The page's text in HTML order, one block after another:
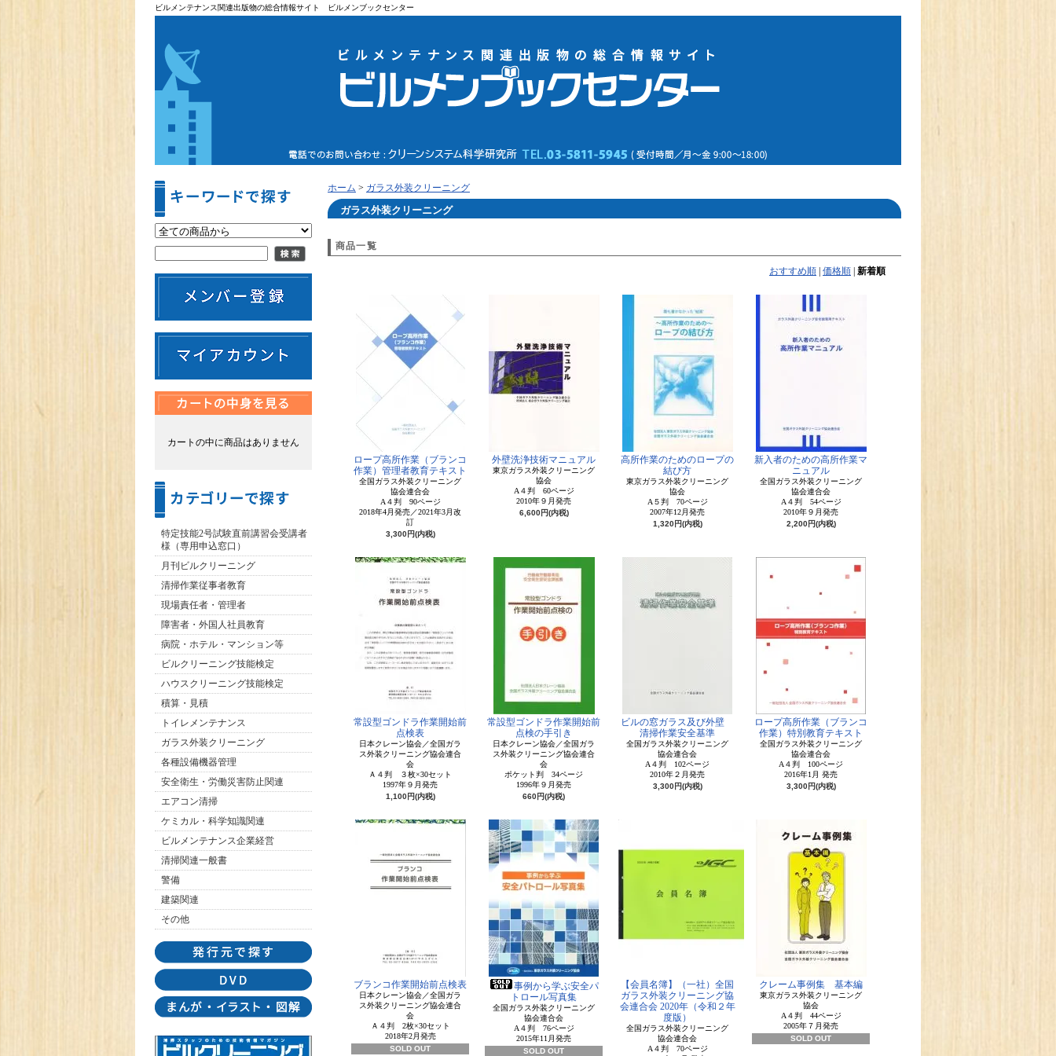
ビルメンテナンス関連出版物の総合情報サイト ビルメンブックセンター
カートの中に商品はありません
特定技能2号試験直前講習会受講者
様（専用申込窓口）
月刊ビルクリーニング
清掃作業従事者教育
現場責任者・管理者
障害者・外国人社員教育
病院・ホテル・マンション等
ビルクリーニング技能検定
ハウスクリーニング技能検定
積算・見積
トイレメンテナンス
ガラス外装クリーニング
各種設備機器管理
安全衛生・労働災害防止関連
エアコン清掃
ケミカル・科学知識関連
ビルメンテナンス企業経営
清掃関連一般書
警備
建築関連
その他
ホーム > ガラス外装クリーニング
ガラス外装クリーニング
商品一覧
おすすめ順 価格順 新着順
ロープ高所作業（ブランコ
作業）管理者教育テキスト
全国ガラス外装クリーニング
協会連合会
A４判 90ページ
2018年4月発売／2021年3月改
訂
3,300円(内税)
外壁洗浄技術マニュアル
東京ガラス外装クリーニング
協会
A４判 60ページ
2010年９月発売
6,600円(内税)
高所作業のためのロープの
結び方
東京ガラス外装クリーニング
協会
A５判 70ページ
2007年12月発売
1,320円(内税)
新入者のための高所作業マ
ニュアル
全国ガラス外装クリーニング
協会連合会
A４判 54ページ
2010年９月発売
2,200円(内税)
常設型ゴンドラ作業開始前
点検表
日本クレーン協会／全国ガラ
ス外装クリーニング協会連合
会
Ａ４判 ３枚×30セット
1997年９月発売
1,100円(内税)
常設型ゴンドラ作業開始前
点検の手引き
日本クレーン協会／全国ガラ
ス外装クリーニング協会連合
会
ポケット判 34ページ
1996年９月発売
660円(内税)
ビルの窓ガラス及び外壁
清掃作業安全基準
全国ガラス外装クリーニング
協会連合会
A４判 102ページ
2010年２月発売
3,300円(内税)
ロープ高所作業（ブランコ
作業）特別教育テキスト
全国ガラス外装クリーニング
協会連合会
A４判 100ページ
2016年1月 発売
3,300円(内税)
ブランコ作業開始前点検表
日本クレーン協会／全国ガラ
ス外装クリーニング協会連合
会
Ａ４判 2枚×30セット
2018年2月発売
SOLD OUT
事例から学ぶ安全パ
トロール写真集
全国ガラス外装クリーニング
協会連合会
A４判 76ページ
2015年11月発売
SOLD OUT
【会員名簿】（一社）全国
ガラス外装クリーニング協
会連合会 2020年（令和２年
度版）
全国ガラス外装クリーニング
協会連合会
A４判 70ページ
クレーム事例集 基本編
東京ガラス外装クリーニング
協会
A４判 44ページ
2005年７月発売
SOLD OUT